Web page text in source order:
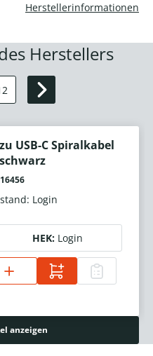
Herstellerinformationen
Herstellers
USB-C Spiralkabel
Login
HEK: Login
anzeigen